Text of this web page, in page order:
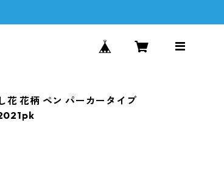
花 花柄 ペン パーカータイプ